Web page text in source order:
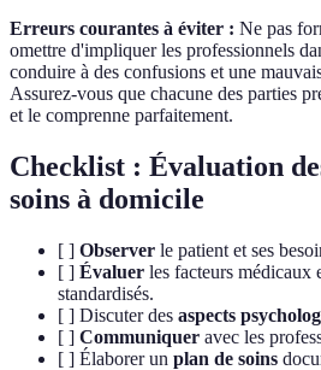
Erreurs courantes à éviter : Ne pas
omettre d'impliquer les professionnels
conduire à des confusions et une
Assurez-vous que chacune des parties
et le comprenne parfaitement.
Checklist : Évaluation
soins à domicile
[ ] Observer le patient et ses
[ ] Évaluer les facteurs médicaux
standardisés.
[ ] Discuter des aspects
[ ] Communiquer avec les
[ ] Élaborer un plan de soins